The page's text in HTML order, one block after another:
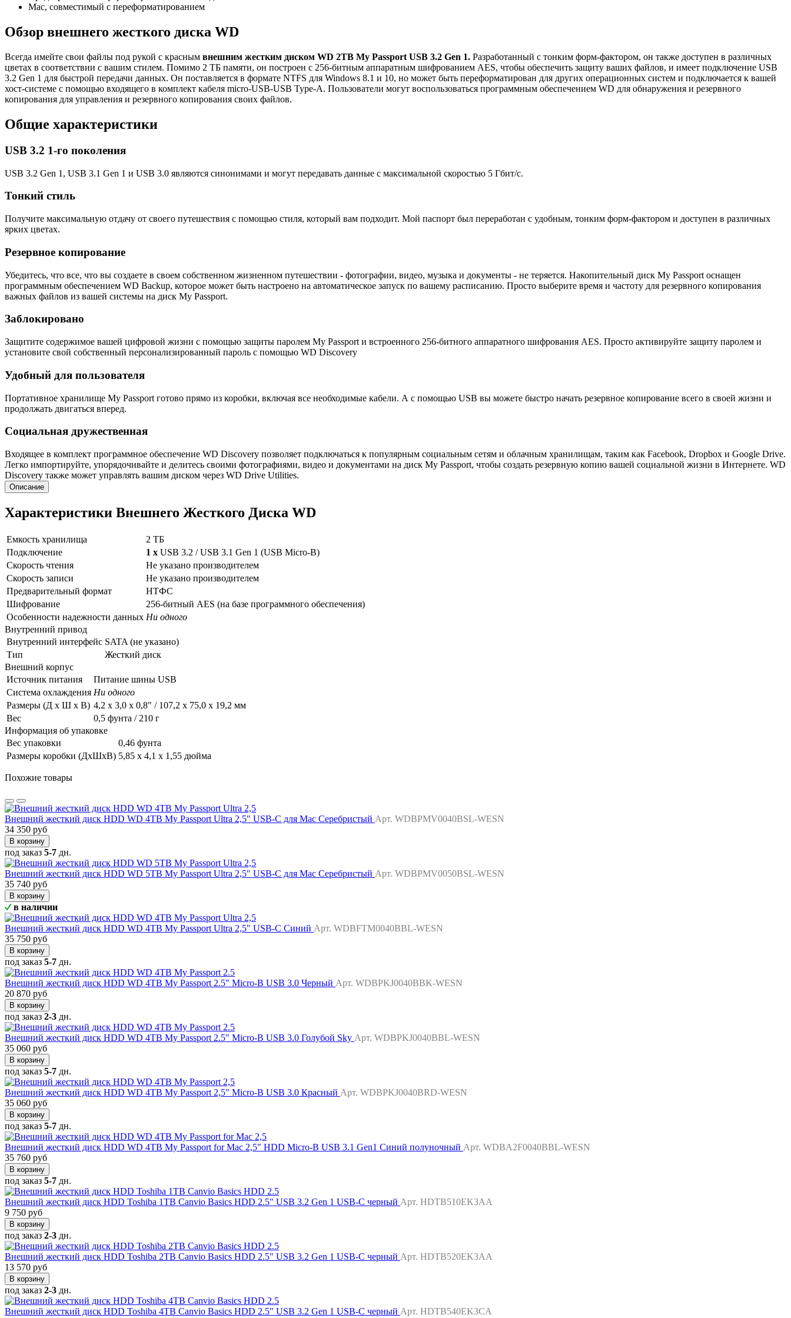
Mac, совместимый с переформатированием
Обзор внешнего жесткого диска WD
Всегда имейте свои файлы под рукой с красным внешним жестким диском WD 2TB My Passport USB 3.2 Gen 1. Разработанный с тонким форм-фактором, он также доступен в различных
цветах в соответствии с вашим стилем. Помимо 2 ТБ памяти, он построен с 256-битным аппаратным шифрованием AES, чтобы обеспечить защиту ваших файлов, и имеет подключение USB
3.2 Gen 1 для быстрой передачи данных. Он поставляется в формате NTFS для Windows 8.1 и 10, но может быть переформатирован для других операционных систем и подключается к вашей
хост-системе с помощью входящего в комплект кабеля micro-USB-USB Type-A. Пользователи могут воспользоваться программным обеспечением WD для обнаружения и резервного
копирования для управления и резервного копирования своих файлов.
Общие характеристики
USB 3.2 1-го поколения
USB 3.2 Gen 1, USB 3.1 Gen 1 и USB 3.0 являются синонимами и могут передавать данные с максимальной скоростью 5 Гбит/с.
Тонкий стиль
Получите максимальную отдачу от своего путешествия с помощью стиля, который вам подходит. Мой паспорт был переработан с удобным, тонким форм-фактором и доступен в различных
ярких цветах.
Резервное копирование
Убедитесь, что все, что вы создаете в своем собственном жизненном путешествии - фотографии, видео, музыка и документы - не теряется. Накопительный диск My Passport оснащен
программным обеспечением WD Backup, которое может быть настроено на автоматическое запуск по вашему расписанию. Просто выберите время и частоту для резервного копирования
важных файлов из вашей системы на диск My Passport.
Заблокировано
Защитите содержимое вашей цифровой жизни с помощью защиты паролем My Passport и встроенного 256-битного аппаратного шифрования AES. Просто активируйте защиту паролем и
установите свой собственный персонализированный пароль с помощью WD Discovery
Удобный для пользователя
Портативное хранилище My Passport готово прямо из коробки, включая все необходимые кабели. А с помощью USB вы можете быстро начать резервное копирование всего в своей жизни и
продолжать двигаться вперед.
Социальная дружественная
Входящее в комплект программное обеспечение WD Discovery позволяет подключаться к популярным социальным сетям и облачным хранилищам, таким как Facebook, Dropbox и Google Drive.
Легко импортируйте, упорядочивайте и делитесь своими фотографиями, видео и документами на диск My Passport, чтобы создать резервную копию вашей социальной жизни в Интернете. WD
Discovery также может управлять вашим диском через WD Drive Utilities.
Описание
Характеристики Внешнего Жесткого Диска WD
Емкость хранилища
2 ТБ
Подключение
1 x USB 3.2 / USB 3.1 Gen 1 (USB Micro-B)
Скорость чтения
Не указано производителем
Скорость записи
Не указано производителем
Предварительный формат
НТФС
Шифрование
256-битный AES (на базе программного обеспечения)
Особенности надежности данных Ни одного
Внутренний привод
Внутренний интерфейс SATA (не указано)
Тип
Жесткий диск
Внешний корпус
Источник питания
Питание шины USB
Система охлаждения Ни одного
Размеры (Д x Ш x В) 4,2 x 3,0 x 0,8" / 107,2 x 75,0 x 19,2 мм
Вес
0,5 фунта / 210 г
Информация об упаковке
Вес упаковки
0,46 фунта
Размеры коробки (ДxШxВ) 5,85 x 4,1 x 1,55 дюйма
Похожие товары
Внешний жесткий диск HDD WD 4TB My Passport Ultra 2,5" USB-C для Mac Серебристый Арт. WDBPMV0040BSL-WESN
34 350 руб
В корзину
под заказ 5-7 дн.
Внешний жесткий диск HDD WD 5TB My Passport Ultra 2,5" USB-C для Mac Серебристый Арт. WDBPMV0050BSL-WESN
35 740 руб
В корзину
в наличии
Внешний жесткий диск HDD WD 4TB My Passport Ultra 2,5" USB-C Синий Арт. WDBFTM0040BBL-WESN
35 750 руб
В корзину
под заказ 5-7 дн.
Внешний жесткий диск HDD WD 4TB My Passport 2.5" Micro-B USB 3.0 Черный Арт. WDBPKJ0040BBK-WESN
20 870 руб
В корзину
под заказ 2-3 дн.
Внешний жесткий диск HDD WD 4TB My Passport 2.5" Micro-B USB 3.0 Голубой Sky Арт. WDBPKJ0040BBL-WESN
35 060 руб
В корзину
под заказ 5-7 дн.
Внешний жесткий диск HDD WD 4TB My Passport 2,5" Micro-B USB 3.0 Красный Арт. WDBPKJ0040BRD-WESN
35 060 руб
В корзину
под заказ 5-7 дн.
Внешний жесткий диск HDD WD 4TB My Passport for Mac 2,5" HDD Micro-B USB 3.1 Gen1 Синий полуночный Арт. WDBA2F0040BBL-WESN
35 760 руб
В корзину
под заказ 5-7 дн.
Внешний жесткий диск HDD Toshiba 1TB Canvio Basics HDD 2.5" USB 3.2 Gen 1 USB-C черный Арт. HDTB510EK3AA
9 750 руб
В корзину
под заказ 2-3 дн.
Внешний жесткий диск HDD Toshiba 2TB Canvio Basics HDD 2.5" USB 3.2 Gen 1 USB-C черный Арт. HDTB520EK3AA
13 570 руб
В корзину
под заказ 2-3 дн.
Внешний жесткий диск HDD Toshiba 4TB Canvio Basics HDD 2.5" USB 3.2 Gen 1 USB-C черный Арт. HDTB540EK3CA